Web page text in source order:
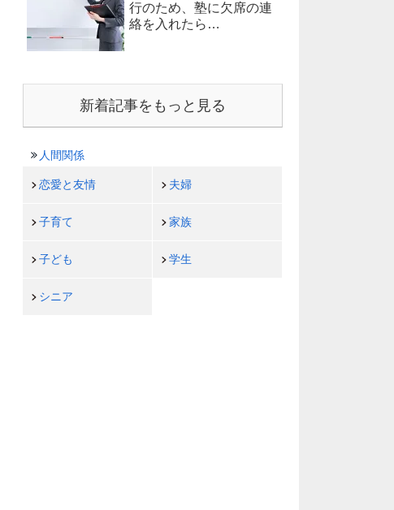
行のため、塾に欠席の連
絡を入れたら…
新着記事をもっと見る
人間関係
恋愛と友情 夫婦
子育て 家族
子ども 学生
シニア